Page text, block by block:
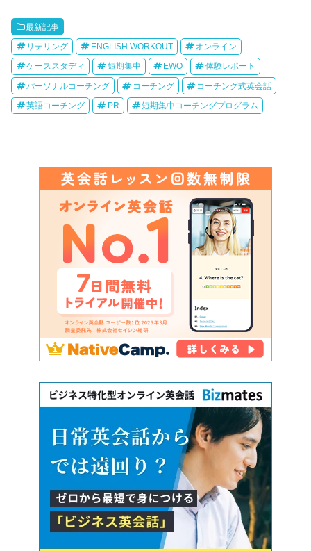
最新記事
リテリング ENGLISH WORKOUT オンライン
ケーススタディ 短期集中 EWO 体験レポート
パーソナルコーチング コーチング コーチング式英会話
英語コーチング PR 短期集中コーチングプログラム